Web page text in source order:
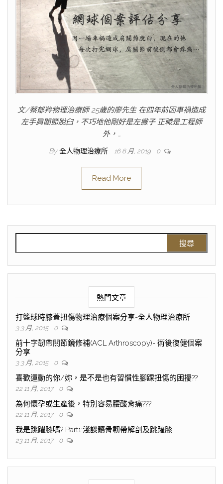
文/蔡郁羚物理治療師 25歲的廖先生 在四年前因車禍造成
左手肩關節脫臼，不巧地他剛好是左撇子 正職是工程師
外，…
By 全人物理治療所 16 6 月, 2019 0
Read More
熱門文章
打籃球時膝蓋扭傷物理治療個案分享-全人物理治療所
3 3 月, 2015 0
前十字韌帶關節鏡修補(ACL Arthroscopy)- 術後復健個案
分享
3 3 月, 2015 0
喜歡運動的你/妳，是不是也有習慣性腳踝扭傷的困擾??
22 11 月, 2017 0
為何懷孕或生產後，特別容易腰酸背痛???
22 11 月, 2017 0
我是跳躍膝嗎? Part1:淺談髕骨韌帶解剖及跳躍膝
23 11 月, 2017 0